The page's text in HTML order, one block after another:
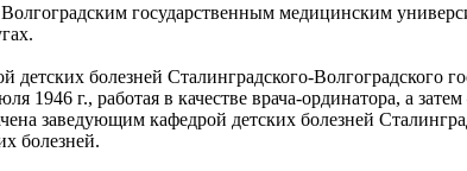
государственным медицинским
болезней Сталинградского-Волгоградского
1946 г., работая в качестве врача-ординатора, а
заведующим кафедрой детских болезней
болезней.